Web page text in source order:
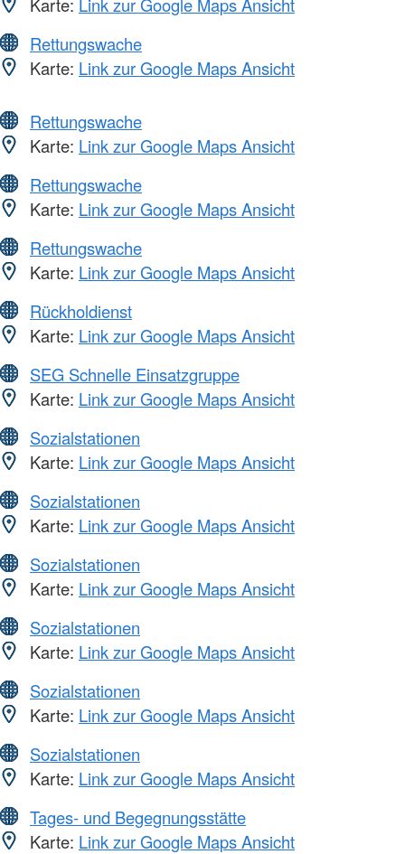
Rettungswache
Karte: Link zur Google Maps Ansicht
Rettungswache
Karte: Link zur Google Maps Ansicht
Rettungswache
Karte: Link zur Google Maps Ansicht
Rettungswache
Karte: Link zur Google Maps Ansicht
Rückholdienst
Karte: Link zur Google Maps Ansicht
SEG Schnelle Einsatzgruppe
Karte: Link zur Google Maps Ansicht
Sozialstationen
Karte: Link zur Google Maps Ansicht
Sozialstationen
Karte: Link zur Google Maps Ansicht
Sozialstationen
Karte: Link zur Google Maps Ansicht
Sozialstationen
Karte: Link zur Google Maps Ansicht
Sozialstationen
Karte: Link zur Google Maps Ansicht
Sozialstationen
Karte: Link zur Google Maps Ansicht
Tages- und Begegnungsstätte
Karte: Link zur Google Maps Ansicht